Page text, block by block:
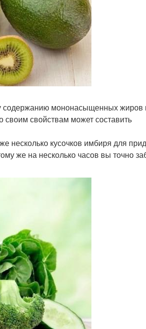
содержанию мононасыщенных жиров
своим свойствам может составить
несколько кусочков имбиря для
же на несколько часов вы точно